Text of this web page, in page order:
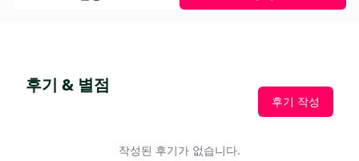
후기 & 별점
후기 작성
작성된 후기가 없습니다.